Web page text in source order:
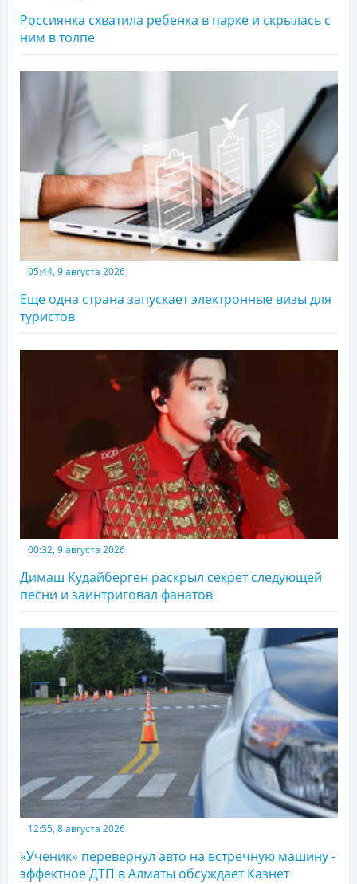
Россиянка схватила ребенка в парке и скрылась с
ним в толпе
05:44, 9 августа 2026
Еще одна страна запускает электронные визы для
туристов
00:32, 9 августа 2026
Димаш Кудайберген раскрыл секрет следующей
песни и заинтриговал фанатов
12:55, 8 августа 2026
«Ученик» перевернул авто на встречную машину -
эффектное ДТП в Алматы обсуждает Казнет